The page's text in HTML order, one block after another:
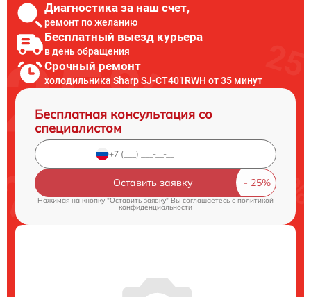
Диагностика за наш счет,
ремонт по желанию
Бесплатный выезд курьера
в день обращения
Срочный ремонт
холодильника Sharp SJ-CT401RWH от 35 минут
Бесплатная консультация со
специалистом
Оставить заявку
Нажимая на кнопку "Оставить заявку" Вы соглашаетесь cполитикой
конфиденциальности